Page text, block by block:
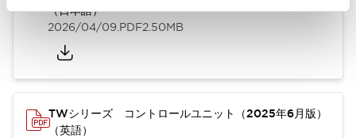
（日本語）
2026/04/09.PDF2.50MB
TWシリーズ コントロールユニット（2025年6月版）
（英語）